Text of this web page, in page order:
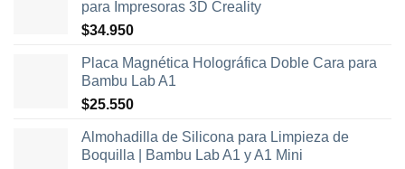
para Impresoras 3D Creality
$34.950
Placa Magnética Holográfica Doble Cara para
Bambu Lab A1
$25.550
Almohadilla de Silicona para Limpieza de
Boquilla | Bambu Lab A1 y A1 Mini